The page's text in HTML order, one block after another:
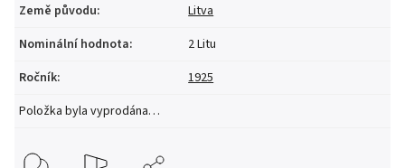
Země původu:
Litva
Nominální hodnota:
2 Litu
Ročník:
1925
Položka byla vyprodána…